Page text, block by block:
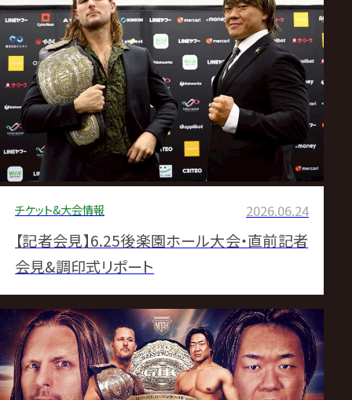
チケット&大会情報 2026.06.24
【記者会見】6.25後楽園ホール大会・直前記者
会見&調印式リポート